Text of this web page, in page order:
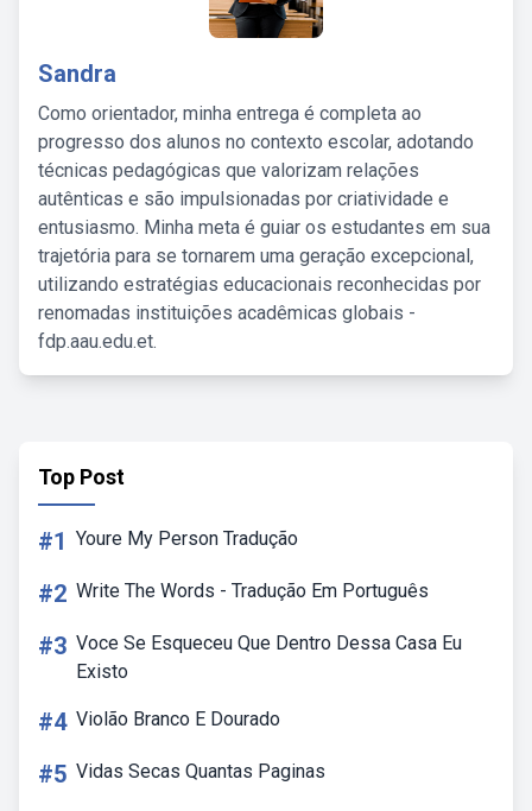
Sandra
Como orientador, minha entrega é completa ao
progresso dos alunos no contexto escolar, adotando
técnicas pedagógicas que valorizam relações
autênticas e são impulsionadas por criatividade e
entusiasmo. Minha meta é guiar os estudantes em sua
trajetória para se tornarem uma geração excepcional,
utilizando estratégias educacionais reconhecidas por
renomadas instituições acadêmicas globais -
fdp.aau.edu.et.
Top Post
#1 Youre My Person Tradução
#2 Write The Words - Tradução Em Português
#3 Voce Se Esqueceu Que Dentro Dessa Casa Eu
Existo
#4 Violão Branco E Dourado
#5 Vidas Secas Quantas Paginas